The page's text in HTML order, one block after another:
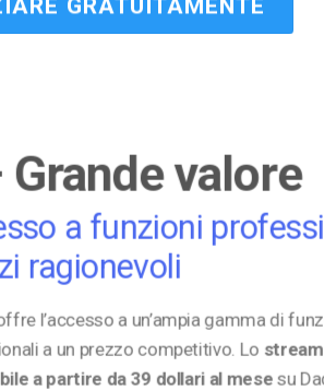
GRATUITAMENTE
Grande valore
a funzioni
ragionevoli
l’accesso a un’ampia gamma di
a un prezzo competitivo. Lo
a partire da 39 dollari al mese su